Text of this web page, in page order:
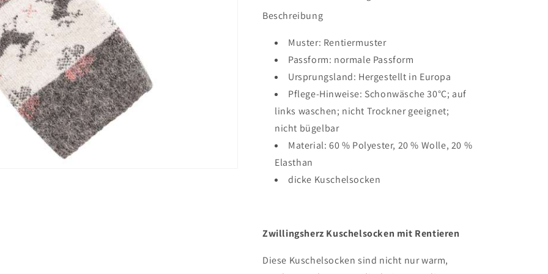
Beschreibung
Muster: Rentiermuster
Passform: normale Passform
Ursprungsland: Hergestellt in Europa
Pflege-Hinweise: Schonwäsche 30°C; auf
links waschen; nicht Trockner geeignet;
nicht bügelbar
Material: 60 % Polyester, 20 % Wolle, 20 %
Elasthan
dicke Kuschelsocken
Zwillingsherz Kuschelsocken mit Rentieren
Diese Kuschelsocken sind nicht nur warm,